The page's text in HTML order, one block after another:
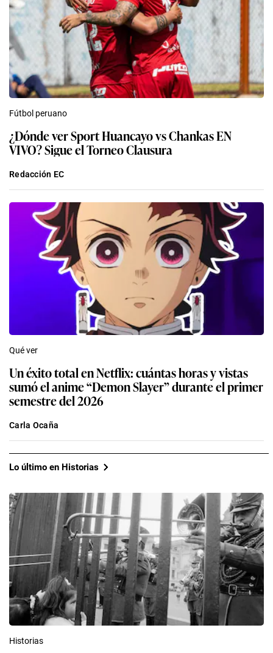
Fútbol peruano
¿Dónde ver Sport Huancayo vs Chankas EN
VIVO? Sigue el Torneo Clausura
Redacción EC
Qué ver
Un éxito total en Netflix: cuántas horas y vistas
sumó el anime “Demon Slayer” durante el primer
semestre del 2026
Carla Ocaña
Lo último en Historias
Historias